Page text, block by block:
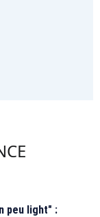
peu light" :